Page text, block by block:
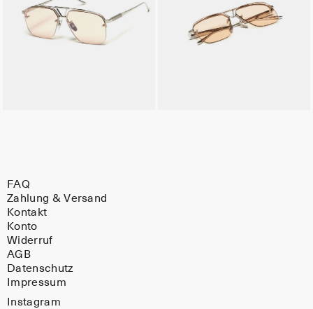
FAQ
Zahlung & Versand
Kontakt
Konto
Widerruf
AGB
Datenschutz
Impressum
Instagram